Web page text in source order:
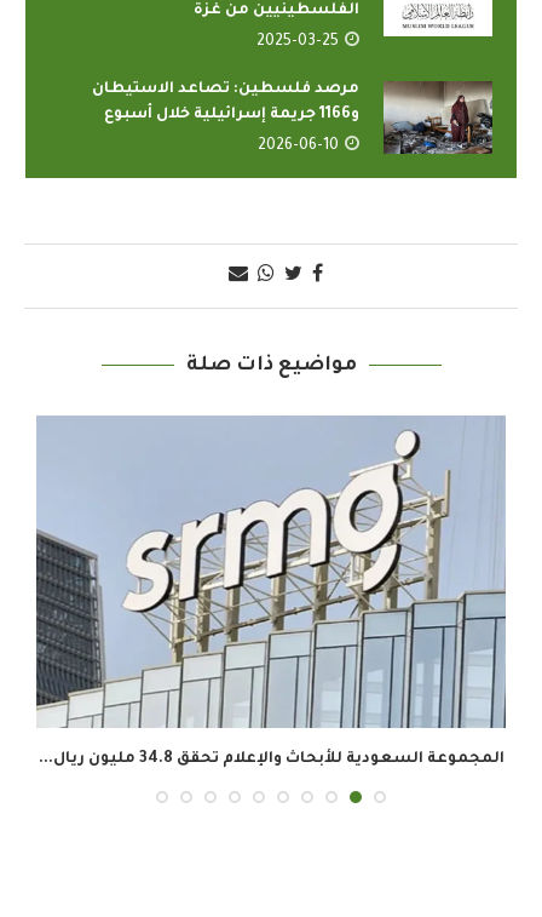
الفلسطينيين من غزّة
2025-03-25
مرصد فلسطين: تصاعد الاستيطان
و1166 جريمة إسرائيلية خلال أسبوع
2026-06-10
مواضيع ذات صلة
المجموعة السعودية للأبحاث والإعلام تحقق 34.8 مليون ريال...